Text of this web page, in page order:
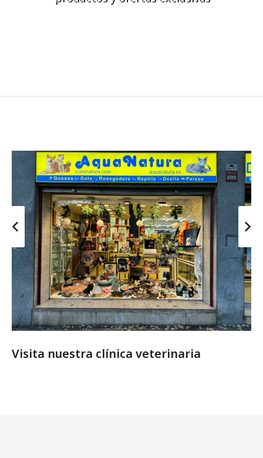
Visita nuestra clínica veterinaria